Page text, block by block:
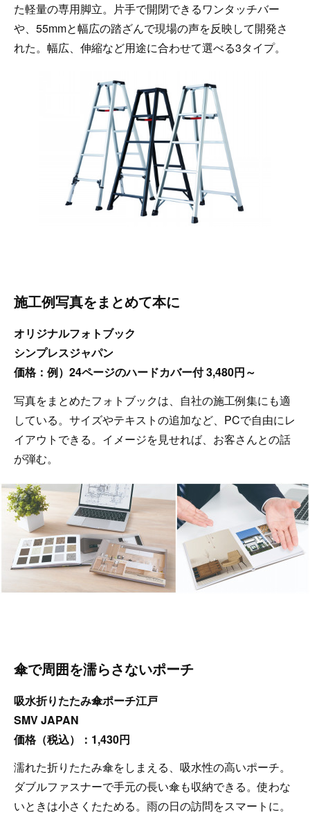
た軽量の専用脚立。片手で開閉できるワンタッチバー
や、55mmと幅広の踏ざんで現場の声を反映して開発さ
れた。幅広、伸縮など用途に合わせて選べる3タイプ。
施工例写真をまとめて本に
オリジナルフォトブック
シンプレスジャパン
価格：例）24ページのハードカバー付 3,480円～
写真をまとめたフォトブックは、自社の施工例集にも適
している。サイズやテキストの追加など、PCで自由にレ
イアウトできる。イメージを見せれば、お客さんとの話
が弾む。
傘で周囲を濡らさないポーチ
吸水折りたたみ傘ポーチ江戸
SMV JAPAN
価格（税込）：1,430円
濡れた折りたたみ傘をしまえる、吸水性の高いポーチ。
ダブルファスナーで手元の長い傘も収納できる。使わな
いときは小さくたためる。雨の日の訪問をスマートに。